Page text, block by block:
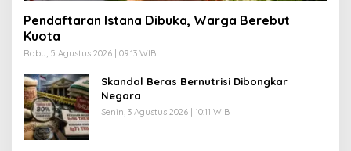
Pendaftaran Istana Dibuka, Warga Berebut
Kuota
Rabu, 5 Agustus 2026 | 09:13 WIB
Skandal Beras Bernutrisi Dibongkar
Negara
Senin, 3 Agustus 2026 | 10:11 WIB